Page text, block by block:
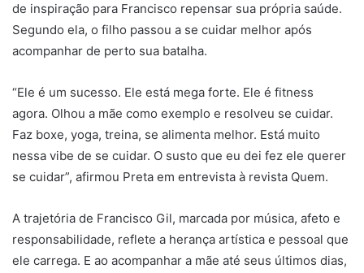
de inspiração para Francisco repensar sua própria saúde.
Segundo ela, o filho passou a se cuidar melhor após
acompanhar de perto sua batalha.
“Ele é um sucesso. Ele está mega forte. Ele é fitness
agora. Olhou a mãe como exemplo e resolveu se cuidar.
Faz boxe, yoga, treina, se alimenta melhor. Está muito
nessa vibe de se cuidar. O susto que eu dei fez ele querer
se cuidar”, afirmou Preta em entrevista à revista Quem.
A trajetória de Francisco Gil, marcada por música, afeto e
responsabilidade, reflete a herança artística e pessoal que
ele carrega. E ao acompanhar a mãe até seus últimos dias,